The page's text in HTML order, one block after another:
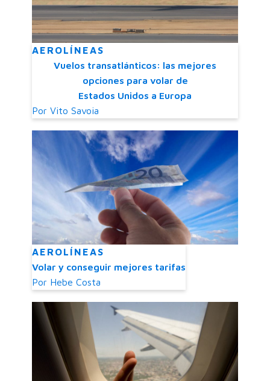
AEROLÍNEAS
Vuelos transatlánticos: las mejores
opciones para volar de
Estados Unidos a Europa
Por Vito Savoia
AEROLÍNEAS
Volar y conseguir mejores tarifas
Por Hebe Costa